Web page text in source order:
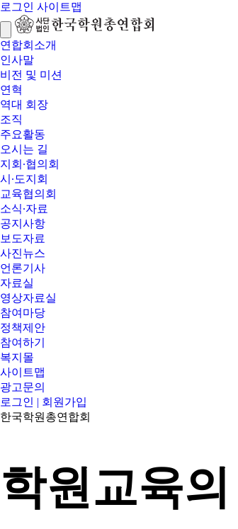
로그인 사이트맵
연합회소개
인사말
비전 및 미션
연혁
역대 회장
조직
주요활동
오시는 길
지회∙협의회
시∙도지회
교육협의회
소식∙자료
공지사항
보도자료
사진뉴스
언론기사
자료실
영상자료실
참여마당
정책제안
참여하기
복지몰
사이트맵
광고문의
로그인 | 회원가입
한국학원총연합회
학원교육